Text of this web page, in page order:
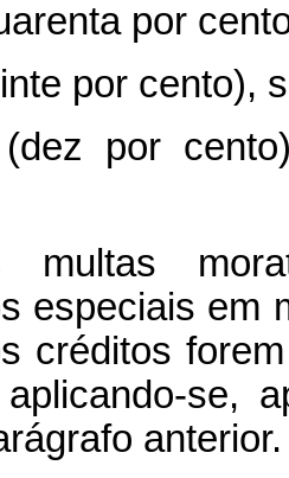
por
por cento),
por
especiais em
créditos
se,
anterior.